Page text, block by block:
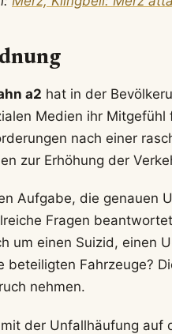
a2 hat in der
Medien ihr
nach einer
zur Erhöhung der
Aufgabe, die genauen
Fragen
um einen Suizid, einen
beteiligten Fahrzeuge?
nehmen.
der Unfallhäufung auf